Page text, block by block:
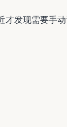
发现需要手动